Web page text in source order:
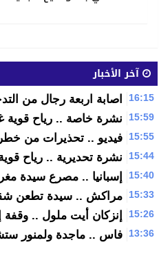
آخر الأخبار
16:15 اصابة اربعة رجال من
15:59 نشرة خاصة .. رياح قوية
15:55 فيديو .. تحذيرات من
15:44 نشرة تحديرية .. رياح قوية تصل سرعتها إلى 90
15:40 إسبانيا .. مصرع سيدة
15:33 مراكش .. سيدة تطعن
15:26 إنزكان أيت ملول ..